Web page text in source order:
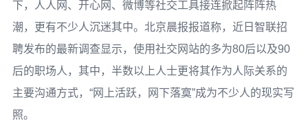
下，人人网、开心网、微博等社交工具接连掀起阵阵热
潮，更有不少人沉迷其中。北京晨报报道称，近日智联招
聘发布的最新调查显示，使用社交网站的多为80后以及90
后的职场人，其中，半数以上人士更将其作为人际关系的
主要沟通方式，“网上活跃，网下落寞”成为不少人的现实写
照。